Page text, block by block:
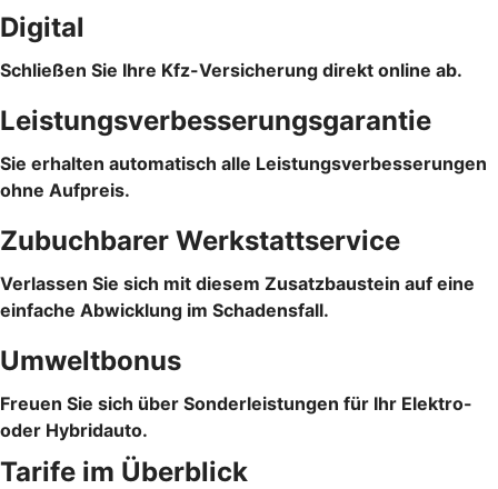
Digital
Schließen Sie Ihre Kfz-Versicherung direkt online ab.
Leistungsverbesserungsgarantie
Sie erhalten automatisch alle Leistungsverbesserungen
ohne Aufpreis.
Zubuchbarer Werkstattservice
Verlassen Sie sich mit diesem Zusatzbaustein auf eine
einfache Abwicklung im Schadensfall.
Umweltbonus
Freuen Sie sich über Sonderleistungen für Ihr Elektro-
oder Hybridauto.
Tarife im Überblick